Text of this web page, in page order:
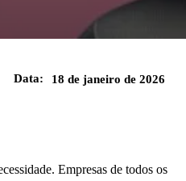
Data: 18 de janeiro de 2026
Empresas de todos os